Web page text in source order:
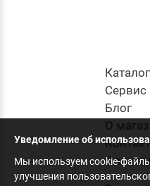
Каталог
Cервис
Блог
О
Оплата
Уведомление об
Мы используем cookie-
улучшения